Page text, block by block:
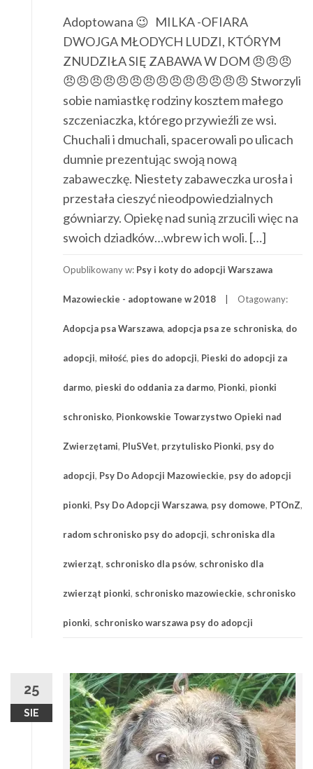
Adoptowana 😉 MILKA -OFIARA
DWOJGA MŁODYCH LUDZI, KTÓRYM
ZNUDZIŁA SIĘ ZABAWA W DOM 😠😠😠
😠😠😠😠😠😠😠😠😠😠😠😠😠😠 Stworzyli
sobie namiastkę rodziny kosztem małego
szczeniaczka, którego przywieźli ze wsi.
Chuchali i dmuchali, spacerowali po ulicach
dumnie prezentując swoją nową
zabaweczkę. Niestety zabaweczka urosła i
przestała cieszyć nieodpowiedzialnych
gówniarzy. Opiekę nad sunią zrzucili więc na
swoich dziadków…wbrew ich woli. […]
Opublikowany w: Psy i koty do adopcji Warszawa
Mazowieckie - adoptowane w 2018 Otagowany:
Adopcja psa Warszawa, adopcja psa ze schroniska, do
adopcji, miłość, pies do adopcji, Pieski do adopcji za
darmo, pieski do oddania za darmo, Pionki, pionki
schronisko, Pionkowskie Towarzystwo Opieki nad
Zwierzętami, PluSVet, przytulisko Pionki, psy do
adopcji, Psy Do Adopcji Mazowieckie, psy do adopcji
pionki, Psy Do Adopcji Warszawa, psy domowe, PTOnZ,
radom schronisko psy do adopcji, schroniska dla
zwierząt, schronisko dla psów, schronisko dla
zwierząt pionki, schronisko mazowieckie, schronisko
pionki, schronisko warszawa psy do adopcji
25
SIE